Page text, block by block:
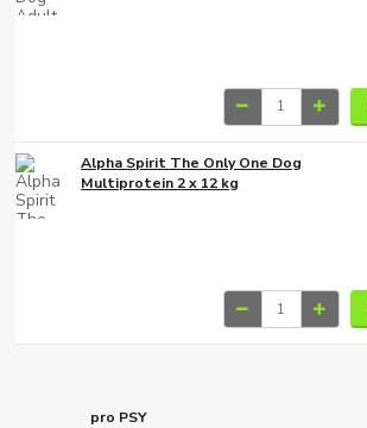
Alpha Spirit The Only One Dog
Multiprotein 2 x 12 kg
pro PSY